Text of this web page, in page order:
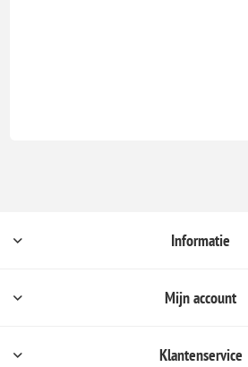
Informatie
Mijn account
Klantenservice